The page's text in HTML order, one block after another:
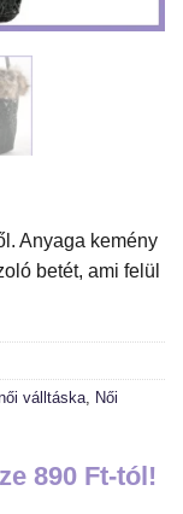
Anyaga kemény
betét, ami felül
válltáska
Női
890 Ft-tól!